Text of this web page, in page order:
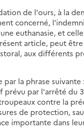
de l'ours, à la
concerné,
euthanasie, et
article, peut
aux différents
par la phrase suivante
prévu par l'arrêté du
contre la
de protection,
importante dans